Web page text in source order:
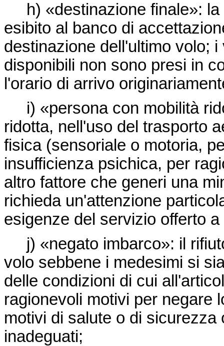
h) «destinazione finale»: la
esibito al banco di
destinazione dell'ultimo volo;
disponibili non sono presi in
l'orario di arrivo
i) «persona con mobilità
ridotta, nell'uso del trasporto
fisica (sensoriale o motoria,
insufficienza psichica, per
altro fattore che generi una
richieda un'attenzione
esigenze del servizio offerto
j) «negato imbarco»: il
volo sebbene i medesimi si
delle condizioni di cui
ragionevoli motivi per negare
motivi di salute o di
inadeguati;